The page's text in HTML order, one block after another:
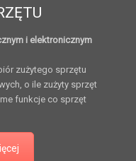
i elektronicznym
zużytego sprzętu
o ile zużyty sprzęt
funkcje co sprzęt